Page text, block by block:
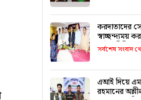
করদাতাদের
স্বাচ্ছন্দ্যময়
আইনজীবীদের
অপরিহার্য: কর
সর্বশেষ সংবাদ
এআই দিয়ে
রহমানের